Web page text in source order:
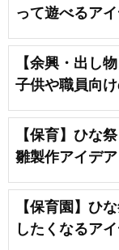
って遊べるア
【余興・出し
子供や職員向
【保育】ひな
雛製作アイデア
【保育園】ひ
したくなるア